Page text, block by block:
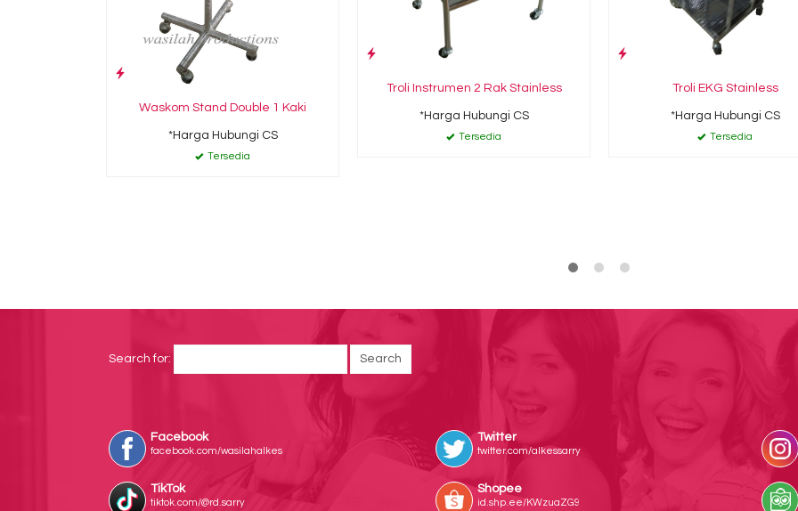
Waskom Stand Double 1 Kaki
*Harga Hubungi CS
Tersedia
Troli Instrumen 2 Rak Stainless
*Harga Hubungi CS
Tersedia
Troli EKG Stainless
*Harga Hubungi CS
Tersedia
Search for:
Facebook
facebook.com/wasilahalkes
Twitter
twitter.com/alkessarry
TikTok
tiktok.com/@rd.sarry
Shopee
id.shp.ee/KWzuaZG9